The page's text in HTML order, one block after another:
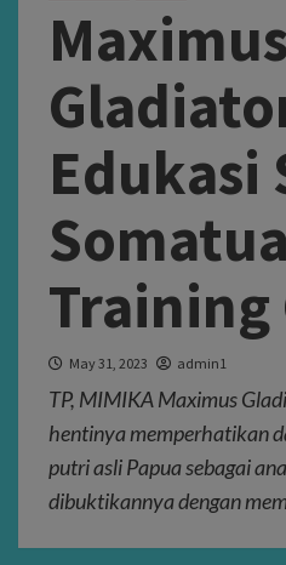
Maximus
Edukasi
Somatua
Training
May 31, 2023 admin1
TP, MIMIKA Maximus
hentinya memperhatikan
putri asli Papua sebagai
dibuktikannya dengan